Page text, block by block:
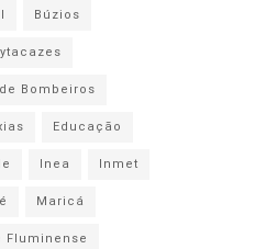
Búzios
Bombeiros
Educação
Inea
Inmet
Maricá
Fluminense